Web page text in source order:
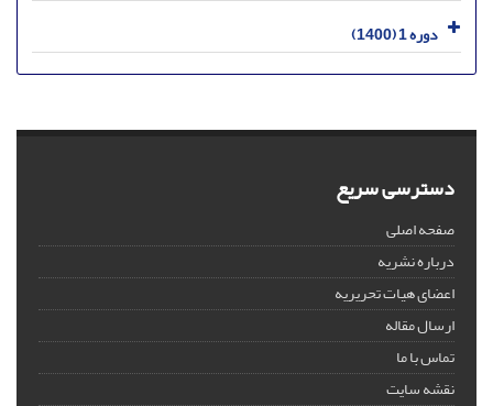
دوره 1 (1400)
دسترسی سریع
صفحه اصلی
درباره نشریه
اعضای هیات تحریریه
ارسال مقاله
تماس با ما
نقشه سایت